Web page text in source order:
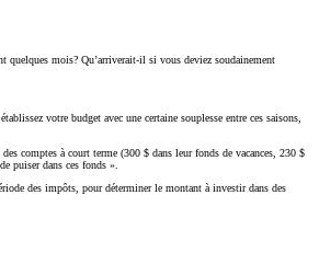
quelques mois? Qu’arriverait-il si vous deviez soudainement
votre budget avec une certaine souplesse entre ces saisons,
comptes à court terme (300 $ dans leur fonds de vacances, 230 $
puiser dans ces fonds ».
des impôts, pour déterminer le montant à investir dans des